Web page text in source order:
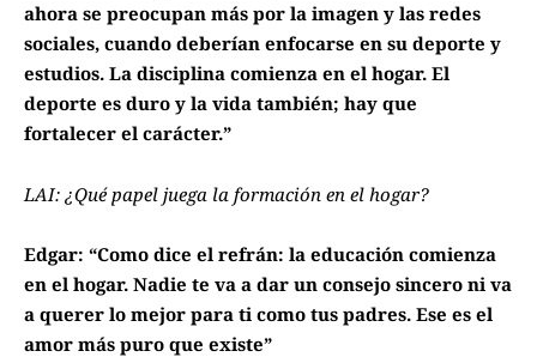
ahora se preocupan más por la imagen y las redes
sociales, cuando deberían enfocarse en su deporte y
estudios. La disciplina comienza en el hogar. El
deporte es duro y la vida también; hay que
fortalecer el carácter.”
LAI: ¿Qué papel juega la formación en el hogar?
Edgar: “Como dice el refrán: la educación comienza
en el hogar. Nadie te va a dar un consejo sincero ni va
a querer lo mejor para ti como tus padres. Ese es el
amor más puro que existe”